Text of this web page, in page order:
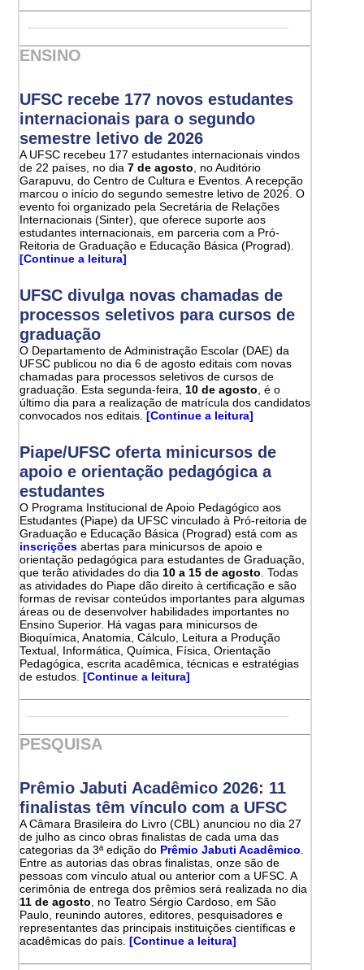
ENSINO
UFSC recebe 177 novos estudantes
internacionais para o segundo
semestre letivo de 2026
A UFSC recebeu 177 estudantes internacionais vindos
de 22 países, no dia7 de agosto , no Auditório
Garapuvu, do Centro de Cultura e Eventos. A recepção
marcou o início do segundo semestre letivo de 2026. O
evento foi organizado pela Secretária de Relações
Internacionais (Sinter), que oferece suporte aos
estudantes internacionais, em parceria com a Pró-
Reitoria de Graduação e Educação Básica (Prograd).
[Continue a leitura]
UFSC divulga novas chamadas de
processos seletivos para cursos de
graduação
O Departamento de Administração Escolar (DAE) da
UFSC publicou no dia 6 de agosto editais com novas
chamadas para processos seletivos de cursos de
graduação. Esta segunda-feira, 10 de agosto , é o
último dia para a realização de matrícula dos candidatos
convocados nos editais. [Continue a leitura]
Piape/UFSC oferta minicursos de
apoio e orientação pedagógica a
estudantes
O Programa Institucional de Apoio Pedagógico aos
Estudantes (Piape) da UFSC vinculado à Pró-reitoria de
Graduação e Educação Básica (Prograd) está com as
inscrições abertas para minicursos de apoio e
orientação pedagógica para estudantes de Graduação,
que terão atividades do dia 10 a 15 de agosto . Todas
as atividades do Piape dão direito à certificação e são
formas de revisar conteúdos importantes para algumas
áreas ou de desenvolver habilidades importantes no
Ensino Superior. Há vagas para minicursos de
Bioquímica, Anatomia, Cálculo, Leitura a Produção
Textual, Informática, Química, Física, Orientação
Pedagógica, escrita acadêmica, técnicas e estratégias
de estudos. [Continue a leitura]
PESQUISA
Prêmio Jabuti Acadêmico 2026: 11
finalistas têm vínculo com a UFSC
A Câmara Brasileira do Livro (CBL) anunciou no dia 27
de julho as cinco obras finalistas de cada uma das
categorias da 3ª edição do Prêmio Jabuti Acadêmico
Entre as autorias das obras finalistas, onze são de
pessoas com vínculo atual ou anterior com a UFSC. A
cerimônia de entrega dos prêmios será realizada no dia
11 de agosto , no Teatro Sérgio Cardoso, em São
Paulo, reunindo autores, editores, pesquisadores e
representantes das principais instituições científicas e
acadêmicas do país. [Continue a leitura]